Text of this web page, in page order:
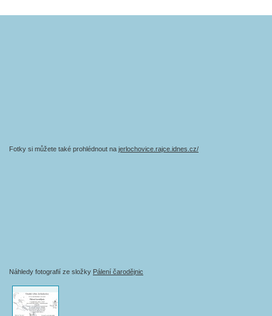
Fotky si můžete také prohlédnout na jerlochovice.rajce.idnes.cz/
Náhledy fotografií ze složky Pálení čarodějnic